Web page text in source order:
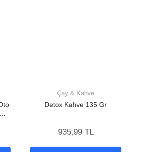
Çay & Kahve
Detox Kahve 135 Gr
935,99 TL